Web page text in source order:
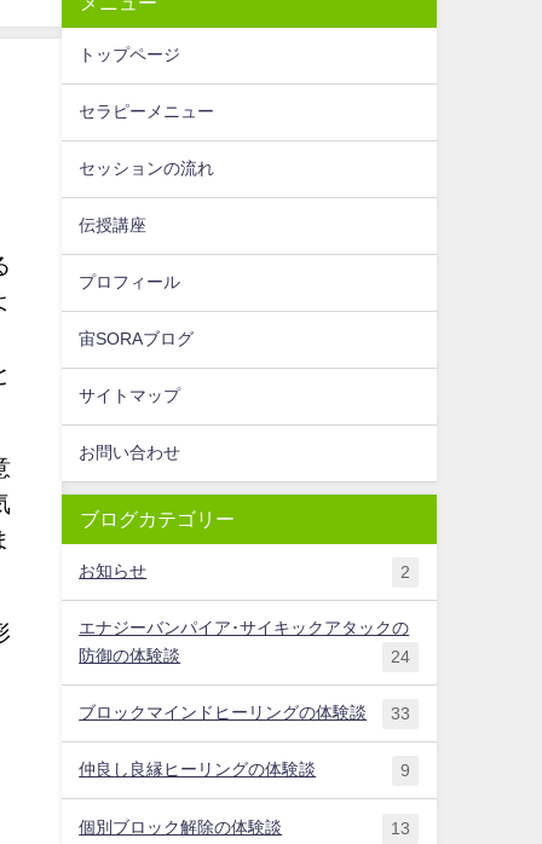
トップページ
セラピーメニュー
セッションの流れ
伝授講座
プロフィール
宙SORAブログ
サイトマップ
お問い合わせ
ブログカテゴリー
お知らせ 2
エナジーバンパイア･サイキックアタックの
防御の体験談
24
ブロックマインドヒーリングの体験談 33
仲良し良縁ヒーリングの体験談 9
個別ブロック解除の体験談 13